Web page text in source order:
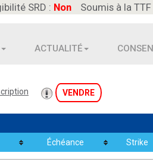
SRD : Non Soumis à la TTF
ACTUALITÉ
VENDRE
Échéance Strike